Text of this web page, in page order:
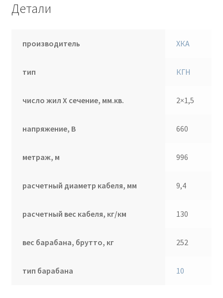
Детали
производитель ХКА
тип КГН
число жил Х сечение, мм.кв. 2×1,5
напряжение, В 660
метраж, м 996
расчетный диаметр кабеля, мм 9,4
расчетный вес кабеля, кг/км 130
вес барабана, брутто, кг 252
тип барабана 10